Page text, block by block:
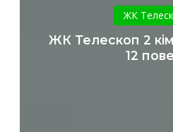
2
1
ЖК
ЖК Телескоп 2
12